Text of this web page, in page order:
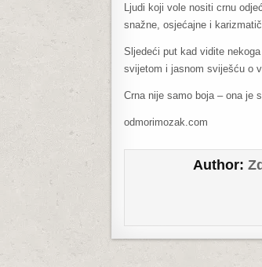
Ljudi koji vole nositi crnu
snažne, osjećajne i
Sljedeći put kad vidite
svijetom i jasnom sviješću o
Crna nije samo boja – ona je
odmorimozak.com
Author: